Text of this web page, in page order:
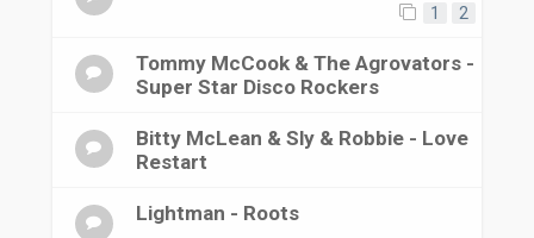
1 2
Tommy McCook & The Agrovators -
Super Star Disco Rockers
Bitty McLean & Sly & Robbie - Love
Restart
Lightman - Roots